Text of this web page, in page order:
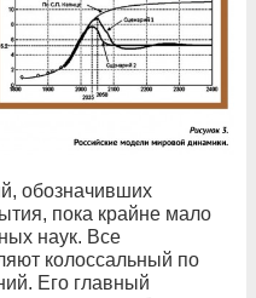
обозначивших
пока крайне мало
наук. Все
колоссальный по
Его главный